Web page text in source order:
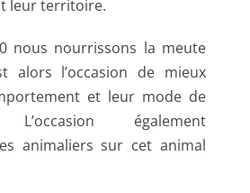
leur territoire.
nous nourrissons la meute
alors l’occasion de mieux
et leur mode de
L’occasion également
animaliers sur cet animal